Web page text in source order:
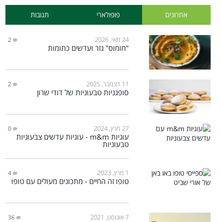
אחרונים פופולארי תגובות
24 מאי, 2026 2
"חומוס" גזר ועדשים כתומות
11 דצמבר, 2025 2
סופגניות טבעוניות של דודי שרון
27 מרץ, 2024 0
עוגיות m&m - עוגיות עדשים צבעוניות
טבעוניות
1 מרץ, 2023 4
טופו זה החיים - מתכונים מעולים עם טופו
7 אוגוסט, 2021 36